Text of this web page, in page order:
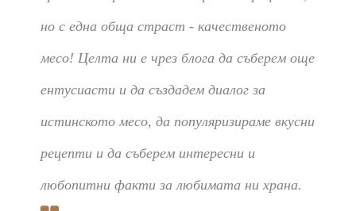
но с една обща страст - качественото
месо! Целта ни е чрез блога да съберем още
ентусиасти и да създадем диалог за
истинското месо, да популяризираме вкусни
рецепти и да съберем интересни и
любопитни факти за любимата ни храна.